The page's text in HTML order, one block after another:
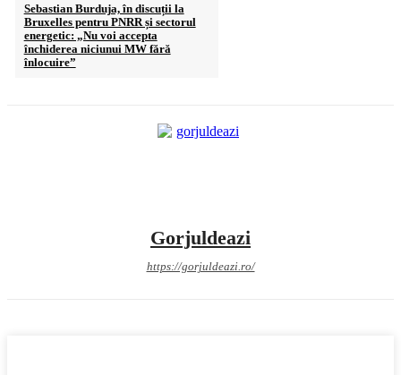
Sebastian Burduja, în discuții la
Bruxelles pentru PNRR și sectorul
energetic: „Nu voi accepta
închiderea niciunui MW fără
înlocuire”
Gorjuldeazi
https://gorjuldeazi.ro/